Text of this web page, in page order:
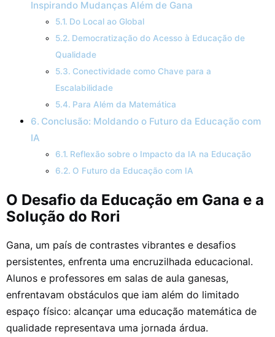
Inspirando Mudanças Além de Gana
Do Local ao Global
Democratização do Acesso à Educação de
Qualidade
Conectividade como Chave para a
Escalabilidade
Para Além da Matemática
Conclusão: Moldando o Futuro da Educação com
IA
Reflexão sobre o Impacto da IA na Educação
O Futuro da Educação com IA
O Desafio da Educação em Gana e a
Solução do Rori
Gana, um país de contrastes vibrantes e desafios
persistentes, enfrenta uma encruzilhada educacional.
Alunos e professores em salas de aula ganesas,
enfrentavam obstáculos que iam além do limitado
espaço físico: alcançar uma educação matemática de
qualidade representava uma jornada árdua.